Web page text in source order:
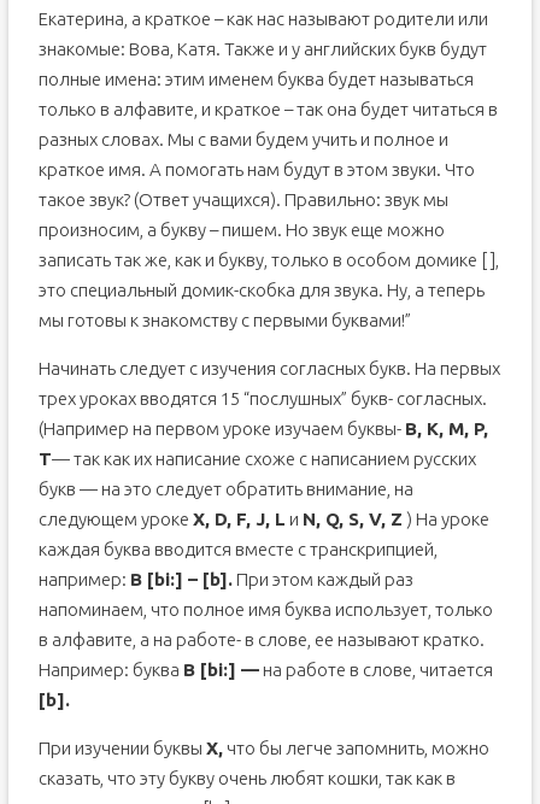
Екатерина, а краткое – как нас называют родители или
знакомые: Вова, Катя. Также и у английских букв будут
полные имена: этим именем буква будет называться
только в алфавите, и краткое – так она будет читаться в
разных словах. Мы с вами будем учить и полное и
краткое имя. А помогать нам будут в этом звуки. Что
такое звук? (Ответ учащихся). Правильно: звук мы
произносим, а букву – пишем. Но звук еще можно
записать так же, как и букву, только в особом домике [ ],
это специальный домик-скобка для звука. Ну, а теперь
мы готовы к знакомству с первыми буквами!”
Начинать следует с изучения согласных букв. На первых
трех уроках вводятся 15 “послушных” букв- согласных.
(Например на первом уроке изучаем буквы- B, K, M, P,
T— так как их написание схоже с написанием русских
букв — на это следует обратить внимание, на
следующем уроке X, D, F, J, L и N, Q, S, V, Z ) На уроке
каждая буква вводится вместе с транскрипцией,
например: B [bi:] – [b].При этом каждый раз
напоминаем, что полное имя буква использует, только
в алфавите, а на работе- в слове, ее называют кратко.
Например: буква B [bi:] —на работе в слове, читается
[b].
При изучении буквы X,что бы легче запомнить, можно
сказать, что эту букву очень любят кошки, так как в